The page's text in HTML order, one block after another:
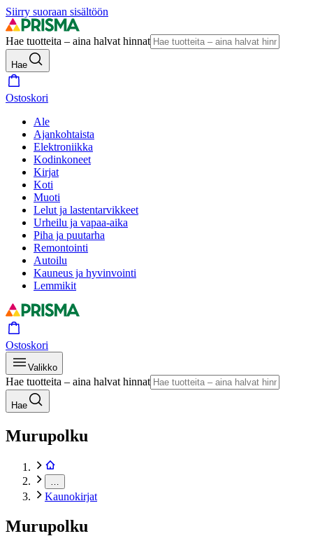
Siirry suoraan sisältöön
Hae tuotteita – aina halvat hinnat
Hae
Ostoskori
Ale
Ajankohtaista
Elektroniikka
Kodinkoneet
Kirjat
Koti
Muoti
Lelut ja lastentarvikkeet
Urheilu ja vapaa-aika
Piha ja puutarha
Remontointi
Autoilu
Kauneus ja hyvinvointi
Lemmikit
Ostoskori
Valikko
Hae tuotteita – aina halvat hinnat
Hae
Murupolku
Kaunokirjat
Murupolku